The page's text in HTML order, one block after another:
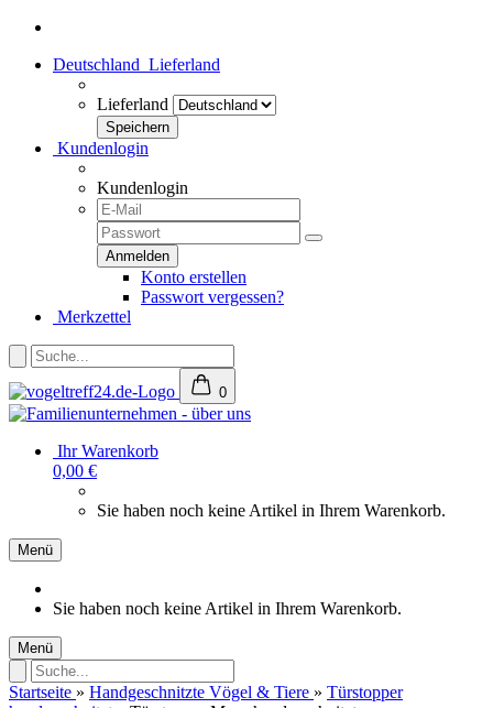
Deutschland Lieferland
Lieferland
Kundenlogin
Kundenlogin
Konto erstellen
Passwort vergessen?
Merkzettel
0
Ihr Warenkorb
0,00 €
Sie haben noch keine Artikel in Ihrem Warenkorb.
Menü
Sie haben noch keine Artikel in Ihrem Warenkorb.
Menü
Startseite » Handgeschnitzte Vögel & Tiere » Türstopper